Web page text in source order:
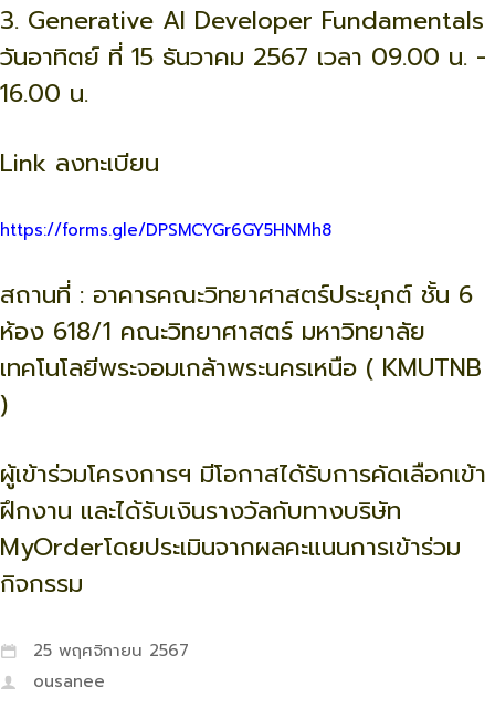
3. Generative AI Developer Fundamentals
วันอาทิตย์ ที่ 15 ธันวาคม 2567 เวลา 09.00 น. -
16.00 น.
Link ลงทะเบียน
https://forms.gle/DPSMCYGr6GY5HNMh8
สถานที่ : อาคารคณะวิทยาศาสตร์ประยุกต์ ชั้น 6
ห้อง 618/1 คณะวิทยาศาสตร์ มหาวิทยาลัย
เทคโนโลยีพระจอมเกล้าพระนครเหนือ ( KMUTNB
)
ผู้เข้าร่วมโครงการฯ มีโอกาสได้รับการคัดเลือกเข้า
ฝึกงาน และได้รับเงินรางวัลกับทางบริษัท
MyOrderโดยประเมินจากผลคะแนนการเข้าร่วม
กิจกรรม
25 พฤศจิกายน 2567
ousanee